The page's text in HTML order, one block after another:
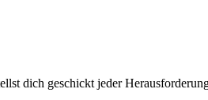
dich geschickt jeder